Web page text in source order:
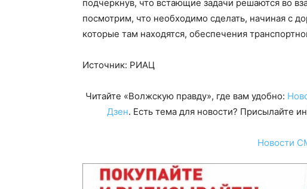
подчеркнув, что встающие задачи решаются во
посмотрим, что необходимо сделать, начиная с
которые там находятся, обеспечения
Источник: РИАЦ
Читайте «Волжскую правду», где вам удобно:
Дзен. Есть тема для новости? Присылайте
Новости